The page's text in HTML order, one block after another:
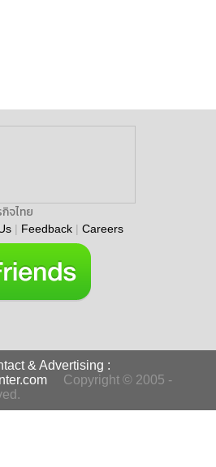
จไทย
| Feedback | Careers
& Advertising :
Copyright © 2005 -